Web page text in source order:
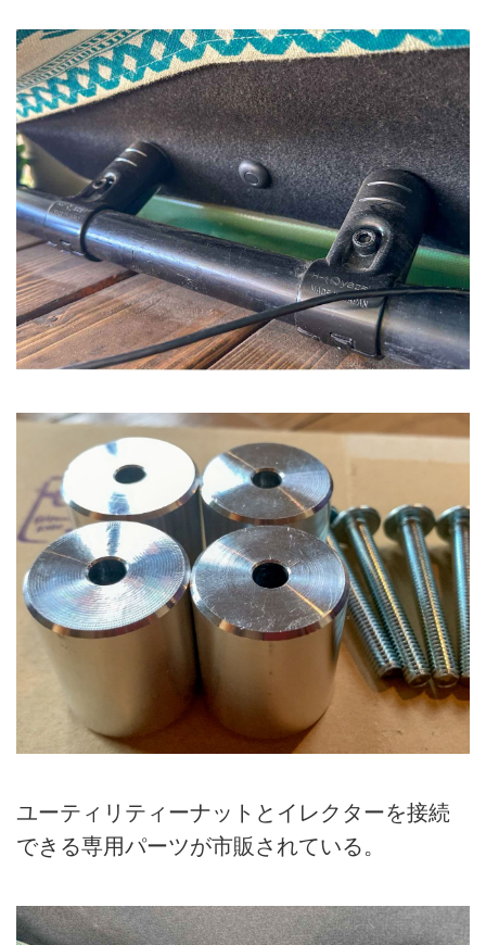
ユーティリティーナットとイレクターを接続
できる専用パーツが市販されている。